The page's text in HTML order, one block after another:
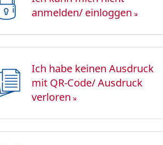
anmelden/ einloggen
Ich habe keinen Ausdruck
mit QR-Code/ Ausdruck
verloren